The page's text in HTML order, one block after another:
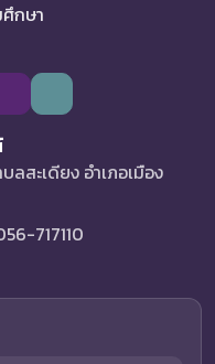
กษา
สะเดียง อำเภอเมือง
717110